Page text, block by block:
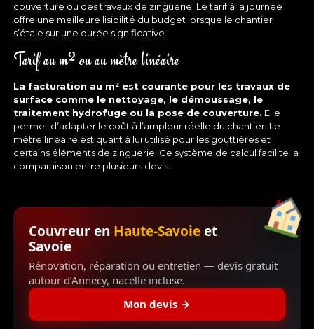
couverture ou des travaux de zinguerie. Le tarif à la journée
offre une meilleure lisibilité du budget lorsque le chantier
s’étale sur une durée significative.
Tarif au m² ou au mètre linéaire
La facturation au m² est courante pour les travaux de
surface comme le nettoyage, le démoussage, le
traitement hydrofuge ou la pose de couverture. Elle
permet d’adapter le coût à l’ampleur réelle du chantier. Le
mètre linéaire est quant à lui utilisé pour les gouttières et
certains éléments de zinguerie. Ce système de calcul facilite la
comparaison entre plusieurs devis.
Couvreur en Haute-Savoieet
Savoie
Rénovation, réparation ou entretien — devis gratuit
autour d’Annecy, nacelle incluse.
Mon devis →